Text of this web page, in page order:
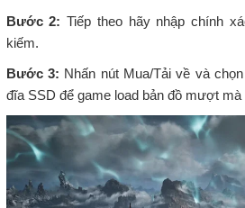
Bước 2:Tiếp theo hãy nhập chính
kiếm.
Bước 3: Nhấn nút Mua/Tải về và
đĩa SSD để game load bản đồ mượt mà